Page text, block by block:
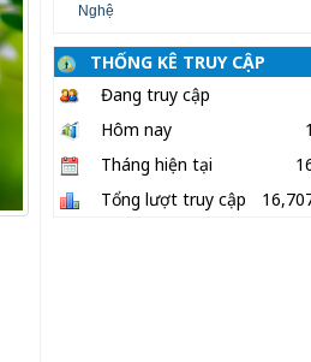
Nghệ
THỐNG KÊ TRUY CẬP
Đang truy cập
Hôm nay
Tháng hiện tại
Tổng lượt truy cập